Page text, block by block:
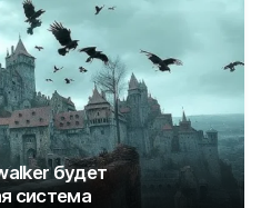
будет
система